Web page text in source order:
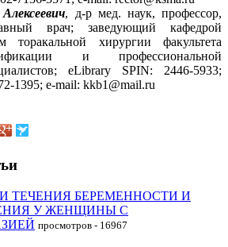
, д-р мед. наук, профессор,
врач; заведующий кафедрой
торакальной хирургии факультета
и профессиональной
eLibrary SPIN: 2446-5933;
1395; e-mail: kkb1@mail.ru
ТЕЧЕНИЯ БЕРЕМЕННОСТИ И
У ЖЕНЩИНЫ С
просмотров - 16967